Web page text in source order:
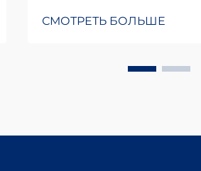
СМОТРЕТЬ БОЛЬШЕ